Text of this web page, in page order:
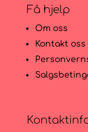
Få hjelp
Om oss
Kontakt oss